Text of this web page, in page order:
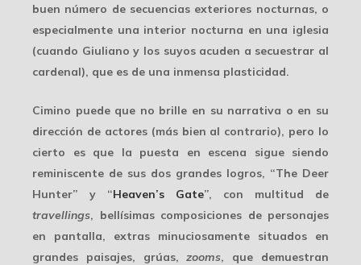
buen número de secuencias exteriores nocturnas, o
especialmente una interior nocturna en una iglesia
(cuando Giuliano y los suyos acuden a secuestrar al
cardenal), que es de una inmensa plasticidad.
Cimino puede que no brille en su narrativa o en su
dirección de actores (más bien al contrario), pero lo
cierto es que la puesta en escena sigue siendo
reminiscente de sus dos grandes logros, “The Deer
Hunter” y “Heaven’s Gate”, con multitud de
travellings, bellísimas composiciones de personajes
en pantalla, extras minuciosamente situados en
grandes paisajes, grúas,zooms, que demuestran